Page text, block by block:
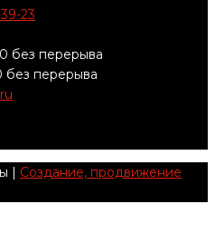
23
без перерыва
без перерыва
| Создание, продвижение